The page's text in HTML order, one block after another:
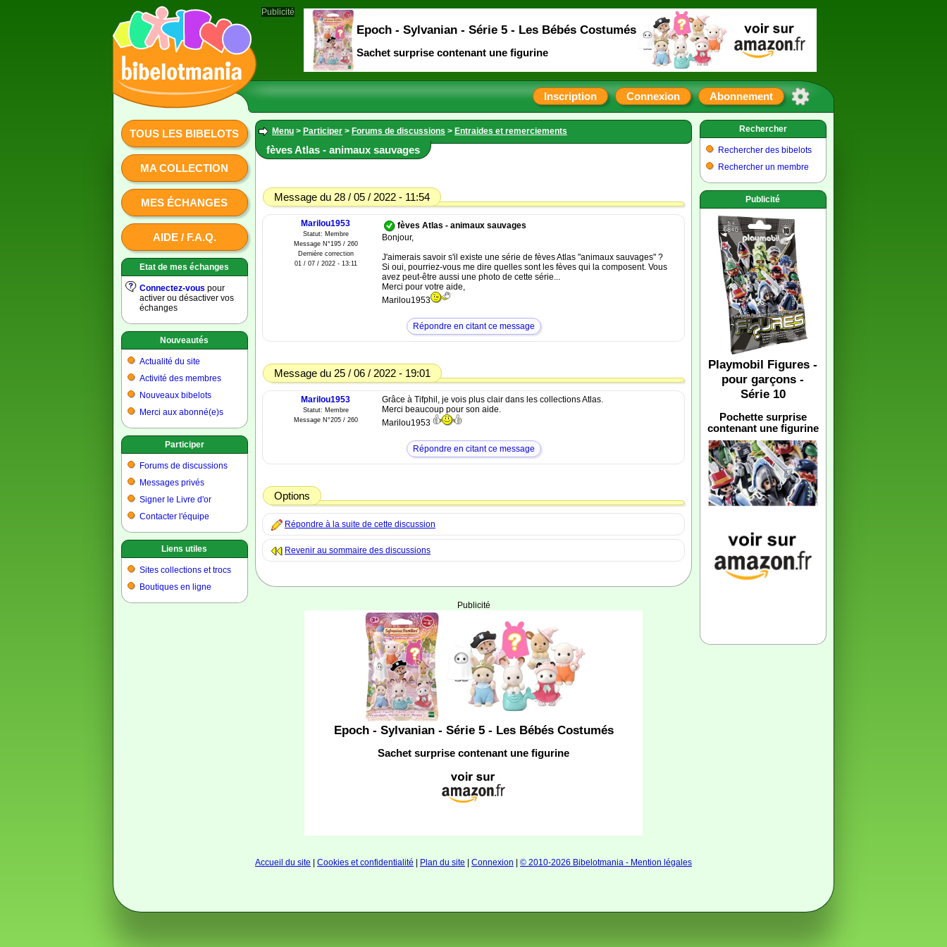
Inscription Connexion Abonnement
TOUS LES BIBELOTS
MA COLLECTION
MES ÉCHANGES
AIDE / F.A.Q.
Etat de mes échanges
Connectez-vous pour
activer ou désactiver vos
échanges
Nouveautés
Actualité du site
Activité des membres
Nouveaux bibelots
Merci aux abonné(e)s
Participer
Forums de discussions
Messages privés
Signer le Livre d'or
Contacter l'équipe
Liens utiles
Sites collections et trocs
Boutiques en ligne
Menu > Participer > Forums de discussions > Entraides et remerciements
fèves Atlas - animaux sauvages
Message du 28 / 05 / 2022 - 11:54
Marilou1953
Statut: Membre
Message N°195 / 260
Dernière correction
01 / 07 / 2022 - 13:11
fèves Atlas - animaux sauvages
Bonjour,
J'aimerais savoir s'il existe une série de fèves Atlas "animaux sauvages" ?
Si oui, pourriez-vous me dire quelles sont les fèves qui la composent. Vous
avez peut-être aussi une photo de cette série...
Merci pour votre aide,
Marilou1953
Répondre en citant ce message
Message du 25 / 06 / 2022 - 19:01
Marilou1953
Statut: Membre
Message N°205 / 260
Grâce à Tifphil, je vois plus clair dans les collections Atlas.
Merci beaucoup pour son aide.
Marilou1953
Répondre en citant ce message
Options
Répondre à la suite de cette discussion
Revenir au sommaire des discussions
Publicité
Epoch - Sylvanian - Série 5 - Les Bébés Costumés
Sachet surprise contenant une figurine
Accueil du site Cookies et confidentialité Plan du site Connexion © 2010-2026 Bibelotmania - Mention légales
Rechercher
Rechercher des bibelots
Rechercher un membre
Publicité
Playmobil Figures -
pour garçons -
Série 10
Pochette surprise
contenant une figurine
Publicité
Epoch - Sylvanian - Série 5 - Les Bébés Costumés
Sachet surprise contenant une figurine